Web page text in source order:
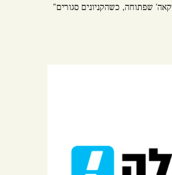
שפתוחה, כשהקניונים סגורים"